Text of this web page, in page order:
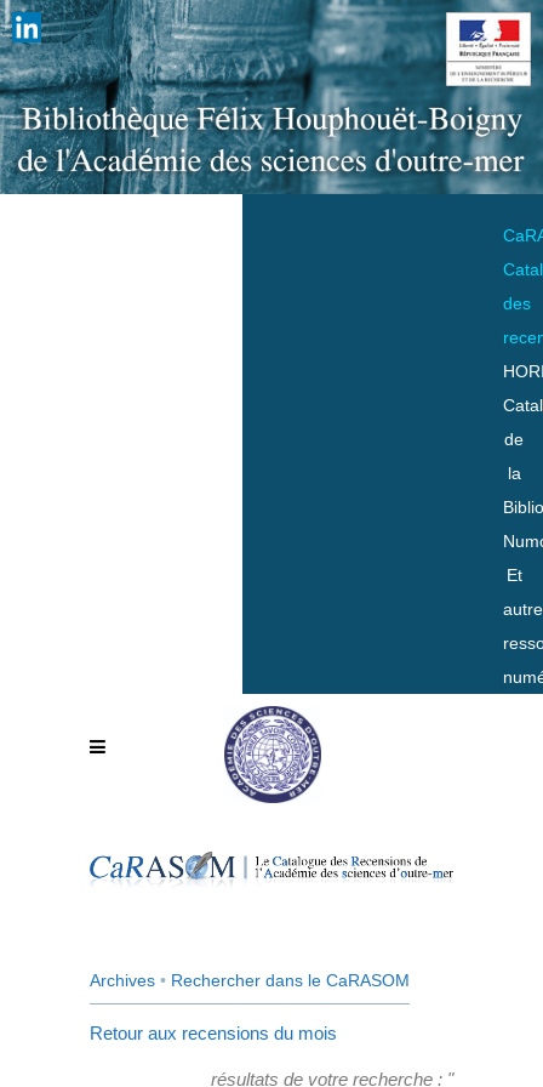
des
de
la
Et
Archives • Rechercher dans le CaRASOM
Retour aux recensions du mois
résultats de votre recherche : "